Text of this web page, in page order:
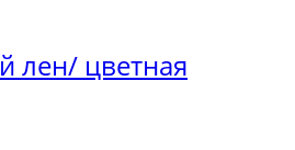
лен/ цветная